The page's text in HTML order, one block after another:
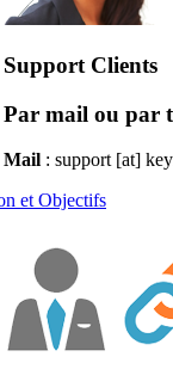
Support Clients
Par mail ou par
Mail : support [at]
et Objectifs